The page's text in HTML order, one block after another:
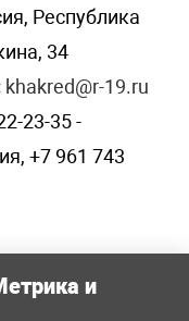
Республика
34
khakred@r-19.ru
23-35 -
+7 961 743
и